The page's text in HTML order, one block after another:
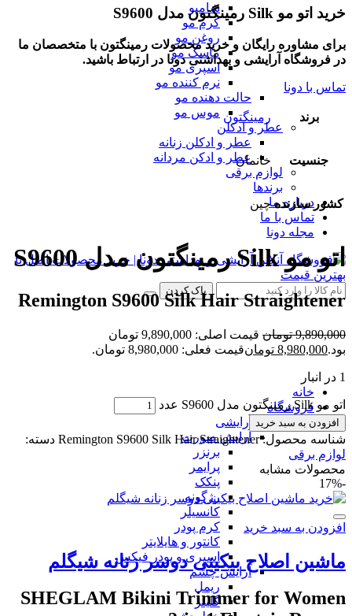
شامپو
کرم مو
روغن مو
ماسک مو
اسپری مو
نرم کننده مو
حالت دهنده مو
موس مو
عطر و ادکلن
عطر و ادکلن زنانه
عطر و ادکن مردانه
لوازم برقی
برندها
درباره ما
تماس با ما
مجله دونا
پاک کردن
خانه
فروشگاه
لوازم آرایشی
آرایش صورت
برنزر
پرایمر
پنکک
رژگونه
کانسیلر
کرم پودر
کانتور و هایلایتر
اسپری و پودر فیکس
آرایش چشم
ریمل
گلیتر
خرید اتو مو Silk رمینگتون مدل S9600
برای مشاوره رایگان و خرید محصولات رمینگتون با متخصصان ما
در فروشگاه آرایشی و بهداشتی دونا در ارتباط باشید.
تماس با دونا
برند رمینگتون
جنسیت خانمان
کشور سازنده چین
اتو مو Silk رمینگتون مدل S9600
Remington S9600 Silk Hair Straightener
9,890,000 تومان
قیمت اصلی: 9,890,000 تومان
بود.8,980,000 تومانقیمت فعلی: 8,980,000 تومان.
1 در انبار
اتو مو Silk رمینگتون مدل S9600 عدد
افزودن به سبد خرید
شناسه محصول:Remington S9600 Silk Hair Straightener دسته:
لوازم برقی
محصولات مشابه
-17%
افزودن به سبد خرید
ماشین اصلاح بیکینی دوسر زنانه شیگلم
SHEGLAM Bikini Trimmer for Women